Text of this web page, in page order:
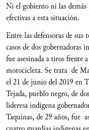
Ni el gobierno ni las demás
efectivas a esta situación.
Entre las defensoras de
casos de dos gobernadoras
fue asesinada a tiros frente
motocicleta. Se trata de
el 21 de junio del 2019 en
Tejada, pueblo negro, de
lideresa indígena
Taquinas, de 29 años, fue